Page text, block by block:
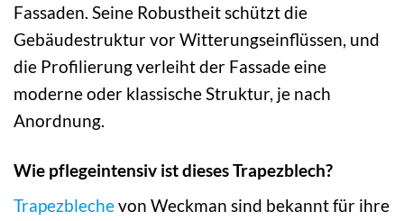
Fassaden. Seine Robustheit schützt die
Gebäudestruktur vor Witterungseinflüssen, und
die Profilierung verleiht der Fassade eine
moderne oder klassische Struktur, je nach
Anordnung.
Wie pflegeintensiv ist dieses Trapezblech?
Trapezblechevon Weckman sind bekannt für ihre